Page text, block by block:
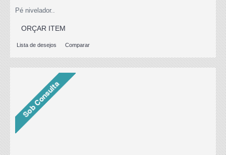
Pé nivelador..
ORÇAR ITEM
Lista de desejos Comparar